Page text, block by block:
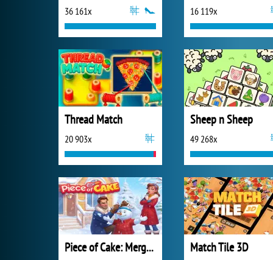
36 161x 16 119x
Thread Match
20 903x
Sheep n Sheep
49 268x
Piece of Cake: Merge and Bake Match Tile 3D